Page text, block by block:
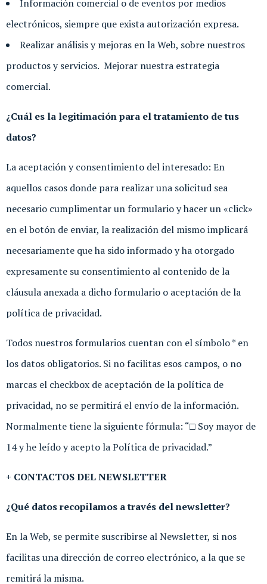
Información comercial o de eventos por medios
electrónicos, siempre que exista autorización expresa.
Realizar análisis y mejoras en la Web, sobre nuestros
productos y servicios. Mejorar nuestra estrategia
comercial.
¿Cuál es la legitimación para el tratamiento de tus
datos?
La aceptación y consentimiento del interesado: En
aquellos casos donde para realizar una solicitud sea
necesario cumplimentar un formulario y hacer un «click»
en el botón de enviar, la realización del mismo implicará
necesariamente que ha sido informado y ha otorgado
expresamente su consentimiento al contenido de la
cláusula anexada a dicho formulario o aceptación de la
política de privacidad.
Todos nuestros formularios cuentan con el símbolo * en
los datos obligatorios. Si no facilitas esos campos, o no
marcas el checkbox de aceptación de la política de
privacidad, no se permitirá el envío de la información.
Normalmente tiene la siguiente fórmula: “□ Soy mayor de
14 y he leído y acepto la Política de privacidad.”
+ CONTACTOS DEL NEWSLETTER
¿Qué datos recopilamos a través del newsletter?
En la Web, se permite suscribirse al Newsletter, si nos
facilitas una dirección de correo electrónico, a la que se
remitirá la misma.